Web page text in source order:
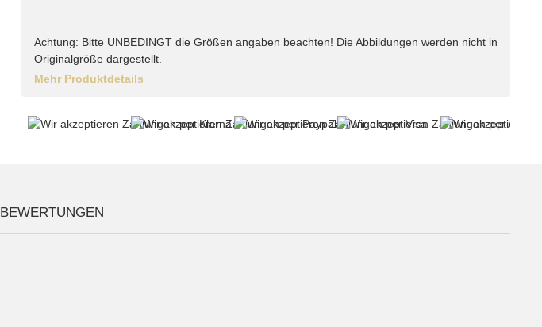
Achtung: Bitte UNBEDINGT die Größen angaben beachten! Die Abbildungen werden nicht in
Originalgröße dargestellt.
Mehr Produktdetails
BEWERTUNGEN